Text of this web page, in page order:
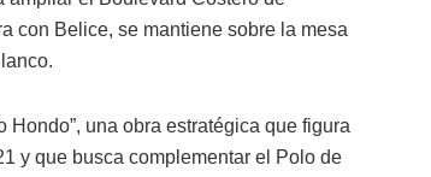
con Belice, se mantiene sobre la mesa
una obra estratégica que figura
y que busca complementar el Polo de